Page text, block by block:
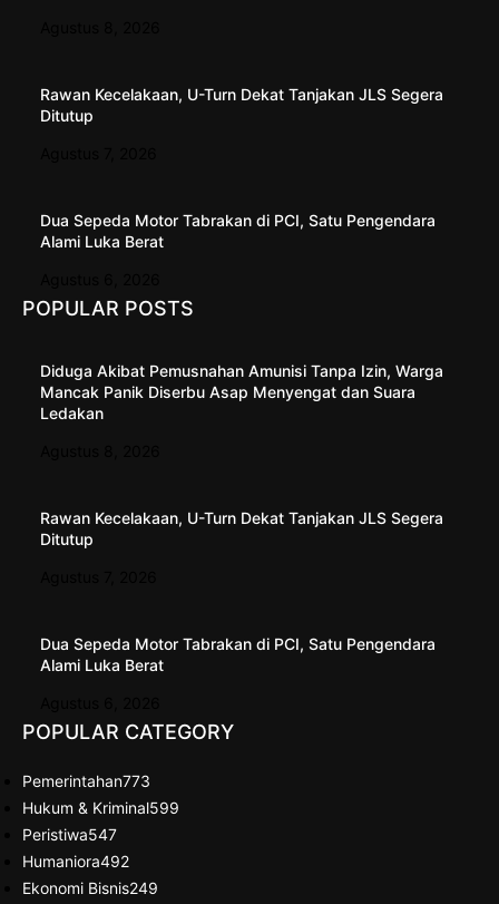
Rawan Kecelakaan, U-Turn Dekat Tanjakan JLS Segera
Ditutup
Dua Sepeda Motor Tabrakan di PCI, Satu Pengendara
Alami Luka Berat
POPULAR POSTS
Diduga Akibat Pemusnahan Amunisi Tanpa Izin, Warga
Mancak Panik Diserbu Asap Menyengat dan Suara
Ledakan
Rawan Kecelakaan, U-Turn Dekat Tanjakan JLS Segera
Ditutup
Dua Sepeda Motor Tabrakan di PCI, Satu Pengendara
Alami Luka Berat
POPULAR CATEGORY
Pemerintahan773
Hukum & Kriminal599
Peristiwa547
Humaniora492
Ekonomi Bisnis249